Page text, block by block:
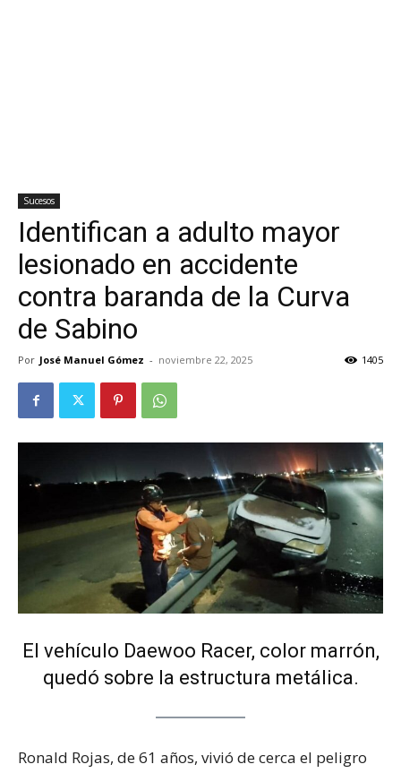
Sucesos
Identifican a adulto mayor
lesionado en accidente
contra baranda de la Curva
de Sabino
Por José Manuel Gómez - noviembre 22, 2025 1405
El vehículo Daewoo Racer, color marrón,
quedó sobre la estructura metálica.
Ronald Rojas, de 61 años, vivió de cerca el peligro